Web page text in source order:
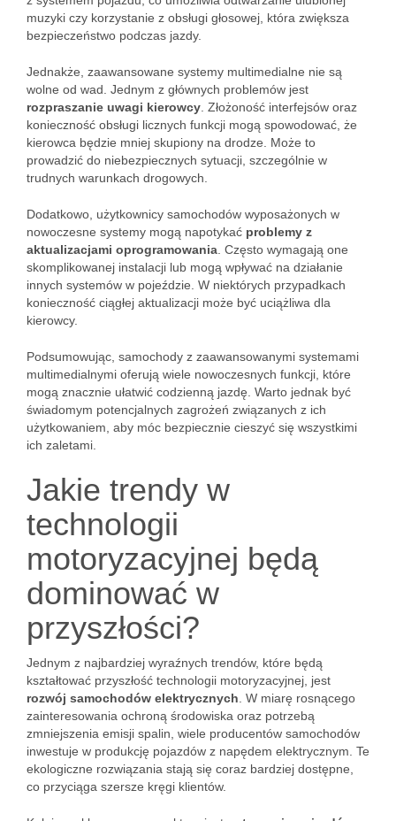
muzyki czy korzystanie z obsługi głosowej, która zwiększa
bezpieczeństwo podczas jazdy.
Jednakże, zaawansowane systemy multimedialne nie są
wolne od wad. Jednym z głównych problemów jest
rozpraszanie uwagi kierowcy . Złożoność interfejsów oraz
konieczność obsługi licznych funkcji mogą spowodować, że
kierowca będzie mniej skupiony na drodze. Może to
prowadzić do niebezpiecznych sytuacji, szczególnie w
trudnych warunkach drogowych.
Dodatkowo, użytkownicy samochodów wyposażonych w
nowoczesne systemy mogą napotykać problemy z
aktualizacjami oprogramowania . Często wymagają one
skomplikowanej instalacji lub mogą wpływać na działanie
innych systemów w pojeździe. W niektórych przypadkach
konieczność ciągłej aktualizacji może być uciążliwa dla
kierowcy.
Podsumowując, samochody z zaawansowanymi systemami
multimedialnymi oferują wiele nowoczesnych funkcji, które
mogą znacznie ułatwić codzienną jazdę. Warto jednak być
świadomym potencjalnych zagrożeń związanych z ich
użytkowaniem, aby móc bezpiecznie cieszyć się wszystkimi
ich zaletami.
Jakie trendy w
technologii
motoryzacyjnej będą
dominować w
przyszłości?
Jednym z najbardziej wyraźnych trendów, które będą
kształtować przyszłość technologii motoryzacyjnej, jest
rozwój samochodów elektrycznych . W miarę rosnącego
zainteresowania ochroną środowiska oraz potrzebą
zmniejszenia emisji spalin, wiele producentów samochodów
inwestuje w produkcję pojazdów z napędem elektrycznym. Te
ekologiczne rozwiązania stają się coraz bardziej dostępne,
co przyciąga szersze kręgi klientów.